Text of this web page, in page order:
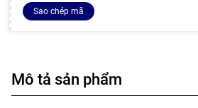
Sao chép mã
Mô tả sản phẩm